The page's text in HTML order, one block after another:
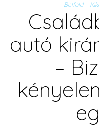
Belföld
autó
–